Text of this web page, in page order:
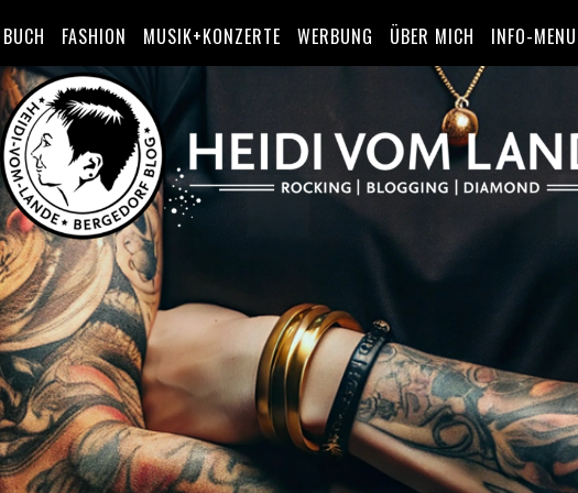
FASHION MUSIK+KONZERTE WERBUNG ÜBER MICH INFO-